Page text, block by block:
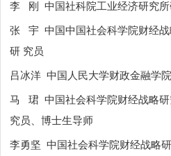
李 刚 中国社科院工业经济研究
张 宇 中国中国社会科学院财经
研 究员
吕冰洋 中国人民大学财政金融学
马 珺 中国社会科学院财经战略
究员、博士生导师
李勇坚 中国社会科学院财经战略